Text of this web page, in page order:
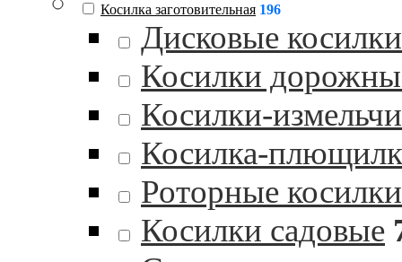
Косилка заготовительная 196
Дисковые косилки
Косилки
Косилки-
Косилка-
Роторные косилки
Косилки садовые